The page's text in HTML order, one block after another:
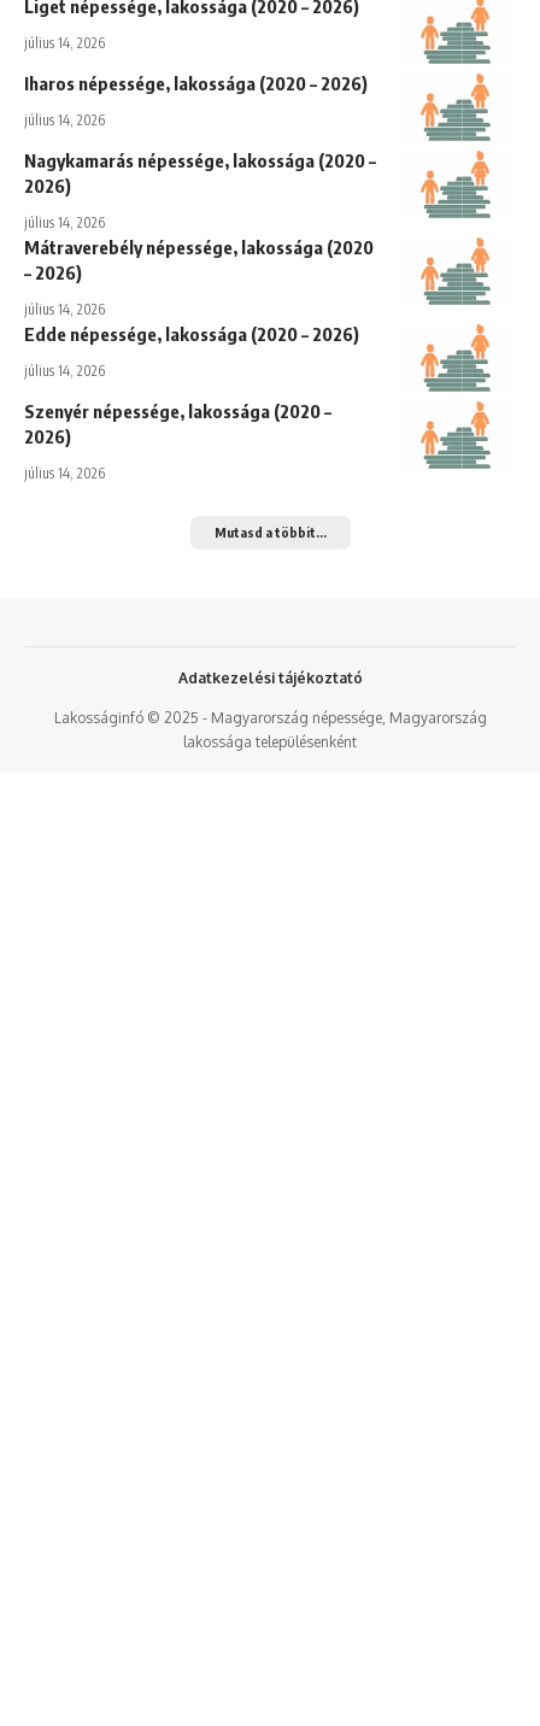
Liget népessége, lakossága (2020 – 2026)
július 14, 2026
Iharos népessége, lakossága (2020 – 2026)
július 14, 2026
Nagykamarás népessége, lakossága (2020 –
2026)
július 14, 2026
Mátraverebély népessége, lakossága (2020
– 2026)
július 14, 2026
Edde népessége, lakossága (2020 – 2026)
július 14, 2026
Szenyér népessége, lakossága (2020 –
2026)
július 14, 2026
Mutasd a többit...
Lakosságinfó © 2025 - Magyarország népessége, Magyarország
lakossága településenként
Adatkezelési tájékoztató